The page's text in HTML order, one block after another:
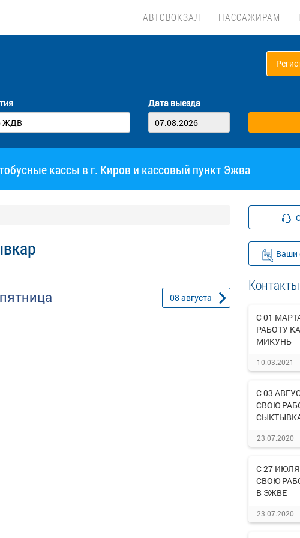
АВТОВОКЗАЛ ПАССАЖИРАМ
Дата выезда
кассы в г. Киров и кассовый пункт Эжва
пятница 08 августа
Ваши
С 01
РАБОТУ
МИКУНЬ
10.03.2021
С 03
СВОЮ
23.07.2020
С 27
СВОЮ
В ЭЖВЕ
23.07.2020